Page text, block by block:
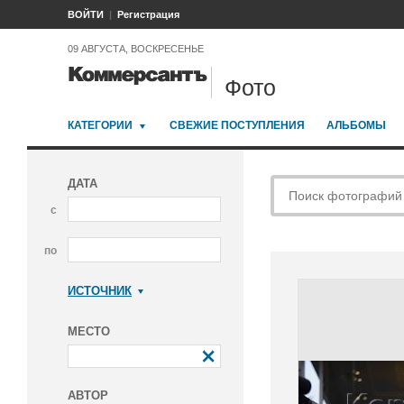
ВОЙТИ Регистрация
09 АВГУСТА, ВОСКРЕСЕНЬЕ
Фото
КАТЕГОРИИ СВЕЖИЕ ПОСТУПЛЕНИЯ АЛЬБОМЫ
ДАТА
с
по
ИСТОЧНИК
МЕСТО
АВТОР